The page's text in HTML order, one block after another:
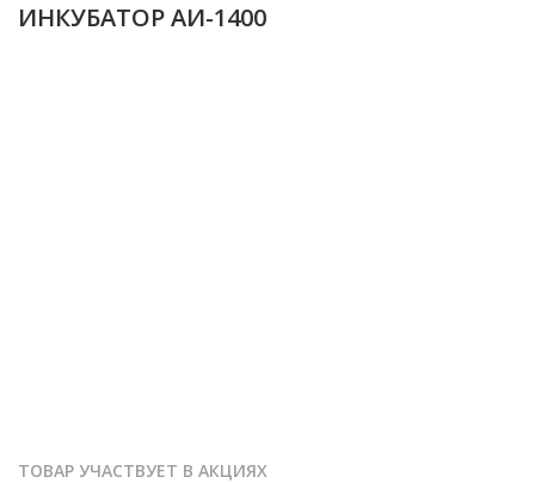
ИНКУБАТОР АИ-1400
ТОВАР УЧАСТВУЕТ В АКЦИЯХ